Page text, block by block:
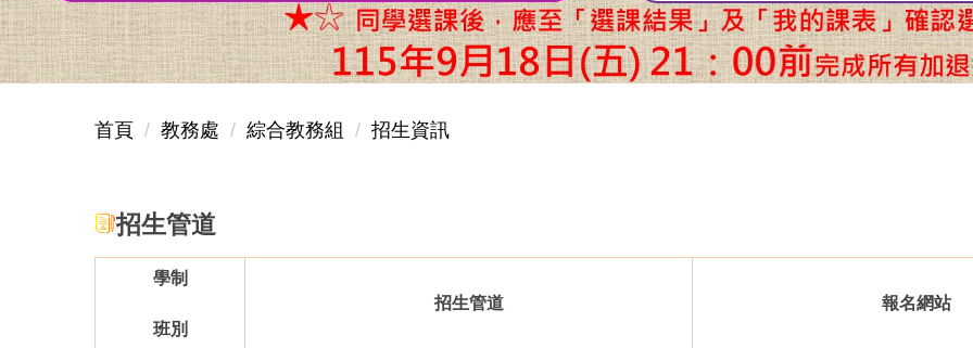
首頁 教務處 綜合教務組 招生資訊
招生管道
學制
班別
招生管道 報名網站